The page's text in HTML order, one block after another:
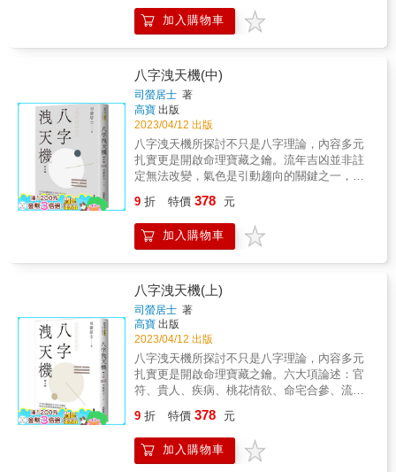
來解決生命中的疑惑及幫助改善自身生活。另
一方面立志學習及研究命理的朋友，可以了解
八字論命能達到多少的成效，進而有正確的學
礎，如五行、天干地支、節氣、十神等。 【卷
之四】讀者能以八字命理的基礎理論，根據命
局中五行交互作用的關係，判斷出一個人的個
性、特質、學業及學運、適合行業、身體及疾
病注意事項等。 【卷之五】根據大運、流年、
流月、流日的進氣，來判斷人生不同時期的命
運，進而能依進氣的變化來趨吉避凶。 【卷之
認識，〈卷之六〉將介紹如何進一步加深八字
論命的功力，是有志為他人論命者必須知道的
內容。 【卷之七】特別針對一些錯誤的八字論
備。
路！ 五行八字，猶如數學之邏輯，一道問題有
許多種解法，千變萬化且條條道路通羅馬，只
要思維和答案正確，客戶能夠認同你，無論用
什麼學理推論，均可被大眾接受。 換句話說，
無論您師承何派，只要願意下苦功，媳婦終將
熬成婆。小嬰兒如果沒有跌倒過，就永遠學不
會走路；如果沒被客戶打槍說不準，就永遠學
不會批命。 本書一共涵蓋七大單元，前面的兩
大章節，文堡老師將從最基礎的本命干支，帶
領您了解五行計算規則，從全陽全陰、二陽二
陰、三陽一陰到一陰三陽，透過鉅細靡遺的解
說，讓讀者搞懂何謂陰陽五行流通，相信您學
會之後，再搭配第三單元的《本命篇自我挑
戰》，幫助您快速打好五行八字的根基。 第四
單元開始，我將教授本命與大運的生剋合洩流
單元，必能踏上五行八字的神奇之旅。 第五單
元的大運進階力量計算，可謂精采絕倫，八字
書籍史上絕無僅有，絕對能打破您對傳統八字
的認知，如此形容一點也不為過。除了學術理
論以外，亦公開許多實證案例，這些命例皆是
經過文堡老師印證後，才能談上資格收錄出
版，提供給八字愛好者學習。 第六單元《八字
微言任督二脈》，延續了前作的風格，你將習
得精采的十神類象組合，還有更多的客戶故事
可錯過第七單元的《大運篇自我挑戰》，這是
文堡老師精心為讀者準備的佛心佳餚，十道不
子丑屬冬，冬季陰寒為水。土居中央而寄四
隅，艮（丑寅）巽（辰巳）坤（未申）乾（戌
衰，否極則泰。過與不及，皆為乖道，命理之
意，無非使其歸於中道而已。 最理想的論命方
式，是將天干地支回歸到五行與氣候現象，再
探討五行屬性的特性、作用與喜好，而若有缺
乏，則需要運來助之，但重點是要維持平衡調
和，才能最有效果且沒有後遺症，過與不及都
容易有無法平衡的弊病。 &
加入購物車
八字洩天機(中)
司螢居士 著
高寶 出版
2023/04/12 出版
八字洩天機所探討不只是八字理論，內容多元
扎實更是開啟命理寶藏之鑰。流年吉凶並非註
定無法改變，氣色是引動趨向的關鍵之一，食
本冊均有深入探討。現代人處於緊張狀況下，
心理上的壓力在命理上屬於「官煞」，吾人每
逢「官煞」流月，都會有內外接踵而來的壓
衣住行中改變命運，例如連續七天睡前吃一顆
50mg的維他命E，可使全身肌肉神經得到放
鬆，在「官煞」流月可以化解壓力，改變命
運。又如，住宅或是工廠的左、右方無屋衛
護，易受朋友連累、男女婚嫁不順。此左、右
兩側即是朋友，「比劫」之意。後方無屋作靠
山，為受自己人連累、內亂、失人和，此空缺
因空氣強烈對流，洩掉牆壁及室內物品、家具
等吸收之人氣、元氣，積久使人元氣持續耗
壓及強烈對流，無法使人氣達飽和之故。
9 折 特價 378 元
加入購物車
八字洩天機(上)
司螢居士 著
高寶 出版
2023/04/12 出版
八字洩天機所探討不只是八字理論，內容多元
扎實更是開啟命理寶藏之鑰。六大項論述：官
符、貴人、疾病、桃花情欲、命宅合參、流年
證一切，合乎科學統計原理，引導讀者進入命
理更高深之領域。天干為外表光亮的一面、顯
露的、公開性的；地支為內在，臟腑、隱藏性
9 折 特價 378 元
加入購物車